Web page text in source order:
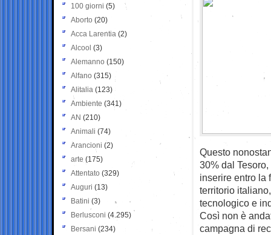
Questo
30% dal
inserire entro la
territorio
tecnologico e
Così non è
campagna di
100 giorni (5)
Aborto (20)
Acca Larentia (2)
Alcool (3)
Alemanno (150)
Alfano (315)
Alitalia (123)
Ambiente (341)
AN (210)
Animali (74)
Arancioni (2)
arte (175)
Attentato (329)
Auguri (13)
Batini (3)
Berlusconi (4.295)
Bersani (234)